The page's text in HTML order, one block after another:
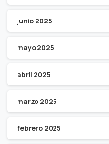
junio 2025
mayo 2025
abril 2025
marzo 2025
febrero 2025